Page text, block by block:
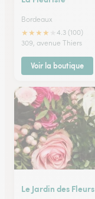
Bordeaux
★★★★
4.3 (100)
309, avenue Thiers
Voir la boutique
Le Jardin des Fleurs